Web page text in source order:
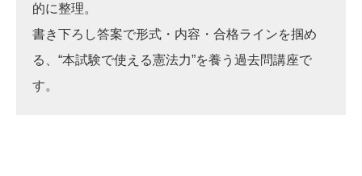
的に整理。
書き下ろし答案で形式・内容・合格ラインを掴め
る、“本試験で使える憲法力”を養う過去問講座で
す。